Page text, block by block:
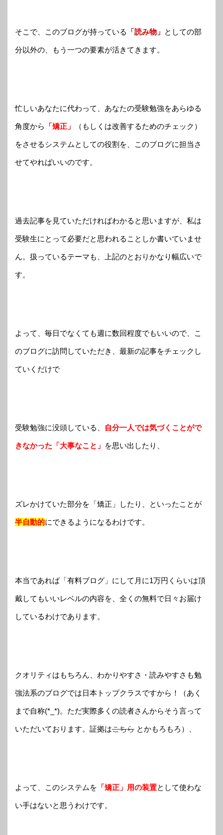
そこで、このブログが持っている 「読み物」 としての部
分以外の、もう一つの要素が活きてきます。
忙しいあなたに代わって、あなたの受験勉強をあらゆる
角度から 「矯正」 （もしくは改善するためのチェック）
をさせるシステムとしての役割を、このブログに担当さ
せてやればいいのです。
過去記事を見ていただければわかると思いますが、私は
受験生にとって必要だと思われることしか書いていませ
ん。扱っているテーマも、上記のとおりかなり幅広いで
す。
よって、毎日でなくても週に数回程度でもいいので、こ
のブログに訪問していただき、最新の記事をチェックし
ていくだけで
受験勉強に没頭している、 自分一人では気づくことがで
きなかった「大事なこと」 を思い出したり、
ズレかけていた部分を「矯正」したり、といったことが
半自動的にできるようになるわけです。
本当であれば「有料ブログ」にして月に1万円くらいは頂
戴してもいいレベルの内容を、全くの無料で日々お届け
しているわけであります。
クオリティはもちろん、わかりやすさ・読みやすさも勉
強法系のブログでは日本トップクラスですから！（あく
まで自称(*_*)。ただ実際多くの読者さんからそう言って
いただいております。証拠はこちら とかもろもろ）、
よって、このシステムを 「矯正」用の装置として使わな
い手はないと思うわけです。